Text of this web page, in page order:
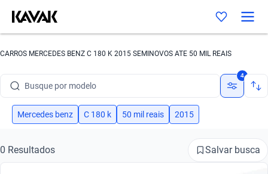
CARROS MERCEDES BENZ C 180 K 2015 SEMINOVOS ATE 50 MIL REAIS
Busque por modelo
Busque por versão
Busque por marca
4
Mercedes benz C 180 k 50 mil reais 2015
0 Resultados Salvar busca